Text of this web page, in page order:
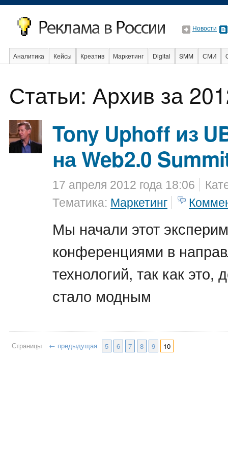
Новости
Аналитика Кейсы Креатив Маркетинг Digital SMM СМИ
Статьи: Архив за
Tony Uphoff из
на Web2.0
17 апреля 2012 года 18:06
Тематика: Маркетинг
Мы начали этот
конференциями в
технологий, так как это,
стало модным
Страницы ← предыдущая 5 6 7 8 9 10